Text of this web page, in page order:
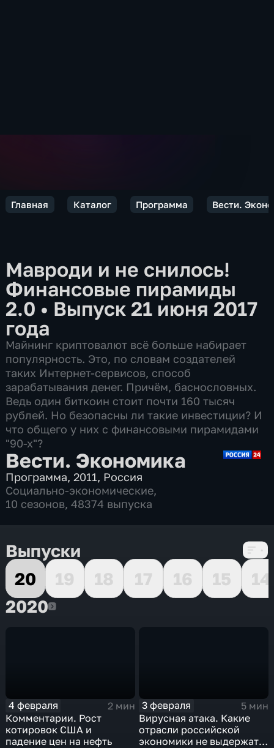
Главная Каталог Программа Вести.
Мавроди и не снилось!
Финансовые пирамиды
2.0 • Выпуск 21 июня 2017
года
Майнинг криптовалют всё больше набирает
популярность. Это, по словам создателей
таких Интернет-сервисов, способ
зарабатывания денег. Причём, баснословных.
Ведь один биткоин стоит почти 160 тысяч
рублей. Но безопасны ли такие инвестиции? И
что общего у них с финансовыми пирамидами
"90-х"?
Вести. Экономика
Программа,2011, Россия
Социально-экономические,
10 сезонов, 48374 выпуска
Выпуски
20
19 18 17 16 15
14
20202020
4 февраля
2 мин
Комментарии. Рост
котировок США и
падение цен на нефть
3 февраля
5 мин
Вирусная атака. Какие
отрасли российской
экономики не выдержат